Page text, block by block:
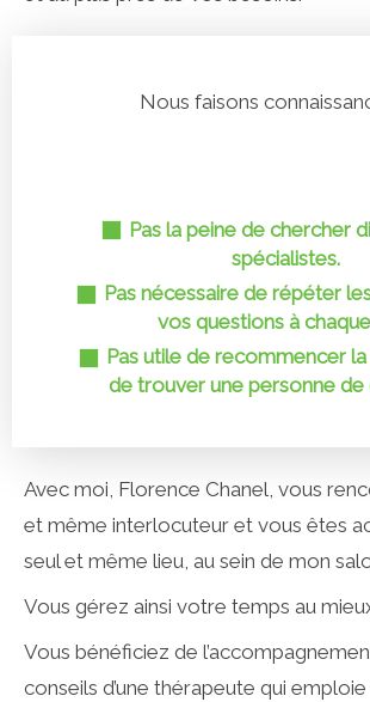
Nous faisons
Pas la peine de chercher
spécialistes.
Pas nécessaire de répéter
vos questions à
Pas utile de recommencer
de trouver une personne de
Avec moi, Florence Chanel, vous
et même interlocuteur et vous êtes
seul et même lieu, au sein de mon
Vous gérez ainsi votre temps au
Vous bénéficiez de
conseils d’une thérapeute qui